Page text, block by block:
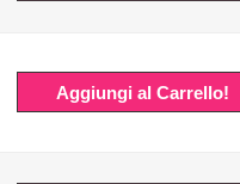
Aggiungi al Carrello!